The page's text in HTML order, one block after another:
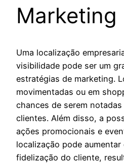
Marketing
Uma localização
visibilidade pode ser um
estratégias de marketing.
movimentadas ou em
chances de serem
clientes. Além disso, a
ações promocionais e
localização pode
fidelização do cliente,